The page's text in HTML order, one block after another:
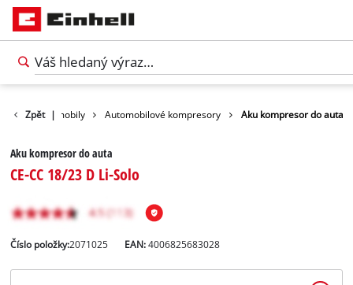
Zpět |
pro automobily Automobilové kompresory Aku kompresor do auta
Aku kompresor do auta
CE-CC 18/23 D Li-Solo
Číslo položky:2071025 EAN:4006825683028